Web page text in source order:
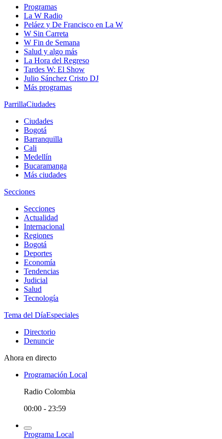
Programas
La W Radio
Peláez y De Francisco en La W
W Sin Carreta
W Fin de Semana
Salud y algo más
La Hora del Regreso
Tardes W: El Show
Julio Sánchez Cristo DJ
Más programas
ParrillaCiudades
Ciudades
Bogotá
Barranquilla
Cali
Medellín
Bucaramanga
Más ciudades
Secciones
Secciones
Actualidad
Internacional
Regiones
Bogotá
Deportes
Economía
Tendencias
Judicial
Salud
Tecnología
Tema del DíaEspeciales
Directorio
Denuncie
Ahora en directo
Programación Local
Radio Colombia
00:00 - 23:59
Programa Local